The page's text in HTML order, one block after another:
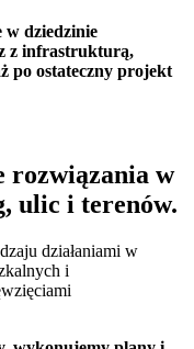
w dziedzinie
z infrastrukturą,
po ostateczny projekt
rozwiązania w
ulic i terenów.
działaniami w
i